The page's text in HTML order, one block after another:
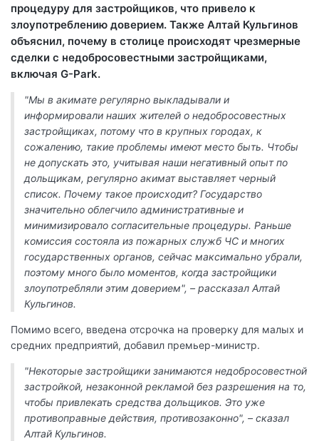
процедуру для застройщиков, что привело к
злоупотреблению доверием. Также Алтай Кульгинов
объяснил, почему в столице происходят чрезмерные
сделки с недобросовестными застройщиками,
включая G-Park.
"Мы в акимате регулярно выкладывали и
информировали наших жителей о недобросовестных
застройщиках, потому что в крупных городах, к
сожалению, такие проблемы имеют место быть. Чтобы
не допускать это, учитывая наши негативный опыт по
дольщикам, регулярно акимат выставляет черный
список. Почему такое происходит? Государство
значительно облегчило административные и
минимизировало согласительные процедуры. Раньше
комиссия состояла из пожарных служб ЧС и многих
государственных органов, сейчас максимально убрали,
поэтому много было моментов, когда застройщики
злоупотребляли этим доверием", – рассказал Алтай
Кульгинов.
Помимо всего, введена отсрочка на проверку для малых и
средних предприятий, добавил премьер-министр.
"Некоторые застройщики занимаются недобросовестной
застройкой, незаконной рекламой без разрешения на то,
чтобы привлекать средства дольщиков. Это уже
противоправные действия, противозаконно", – сказал
Алтай Кульгинов.